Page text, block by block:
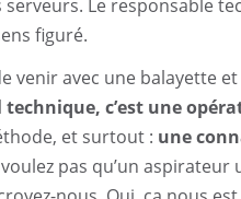
Le responsable
figuré.
venir avec une balayette
c’est une
et surtout : une
pas qu’un